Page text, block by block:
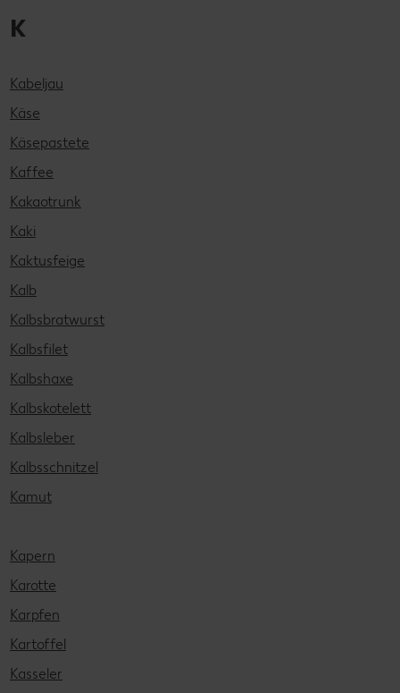
K
Kabeljau
Käse
Käsepastete
Kaffee
Kakaotrunk
Kaki
Kaktusfeige
Kalb
Kalbsbratwurst
Kalbsfilet
Kalbshaxe
Kalbskotelett
Kalbsleber
Kalbsschnitzel
Kamut
Kapern
Karotte
Karpfen
Kartoffel
Kasseler